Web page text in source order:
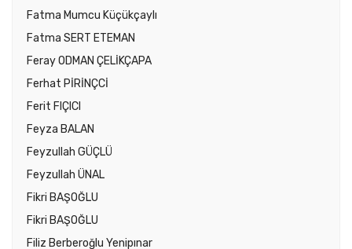
Fatma Mumcu Küçükçaylı
Fatma SERT ETEMAN
Feray ODMAN ÇELİKÇAPA
Ferhat PİRİNÇCİ
Ferit FIÇICI
Feyza BALAN
Feyzullah GÜÇLÜ
Feyzullah ÜNAL
Fikri BAŞOĞLU
Fikri BAŞOĞLU
Filiz Berberoğlu Yenipınar